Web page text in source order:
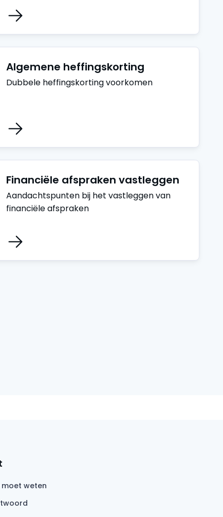
Algemene heffingskorting
Dubbele heffingskorting voorkomen
Financiële afspraken vastleggen
Aandachtspunten bij het vastleggen van
financiële afspraken
weten